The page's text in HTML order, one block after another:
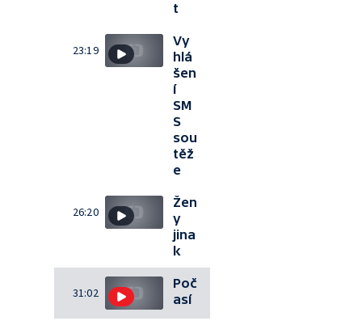
t
23:19
Vy
hlá
šen
í
SM
S
sou
těž
e
26:20
Žen
y
jina
k
31:02
Poč
así